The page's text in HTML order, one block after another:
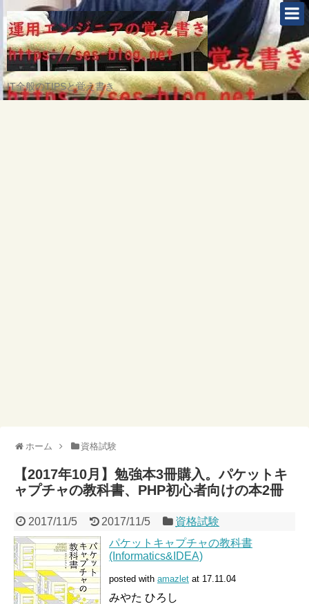
IT全般のTIPSと覚え書き
ホーム 資格試験
【2017年10月】勉強本3冊購入。パケットキ
ャプチャの教科書、PHP初心者向けの本2冊
2017/11/5 2017/11/5
資格試験
パケットキャプチャの教科書
(Informatics&IDEA)
posted with amazlet at 17.11.04
みやた ひろし